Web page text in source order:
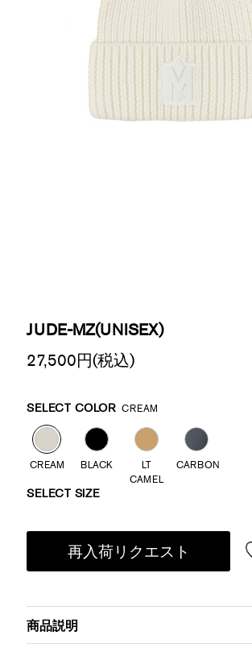
JUDE-MZ(UNISEX)
27,500円(税込)
Variations
SELECT COLOR CREAM
CREAM BLACK
LT
CAMEL
CARBON
SELECT SIZE
再入荷リクエスト
商品説明